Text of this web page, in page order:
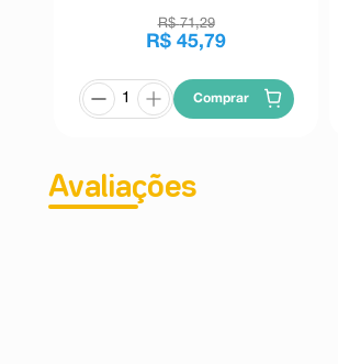
R$ 71,29
R$ 45,79
Comprar
Avaliações